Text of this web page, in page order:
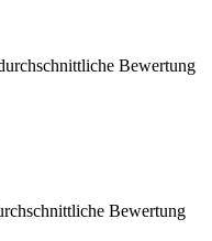
Bewertung
Bewertung